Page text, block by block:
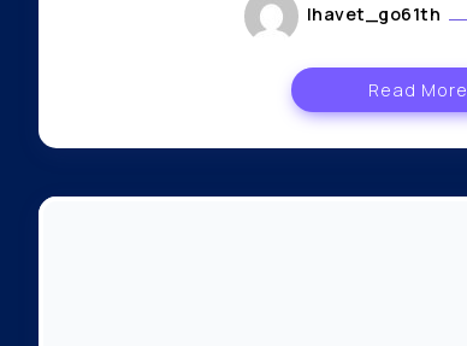
lhavet_go61th
Read More